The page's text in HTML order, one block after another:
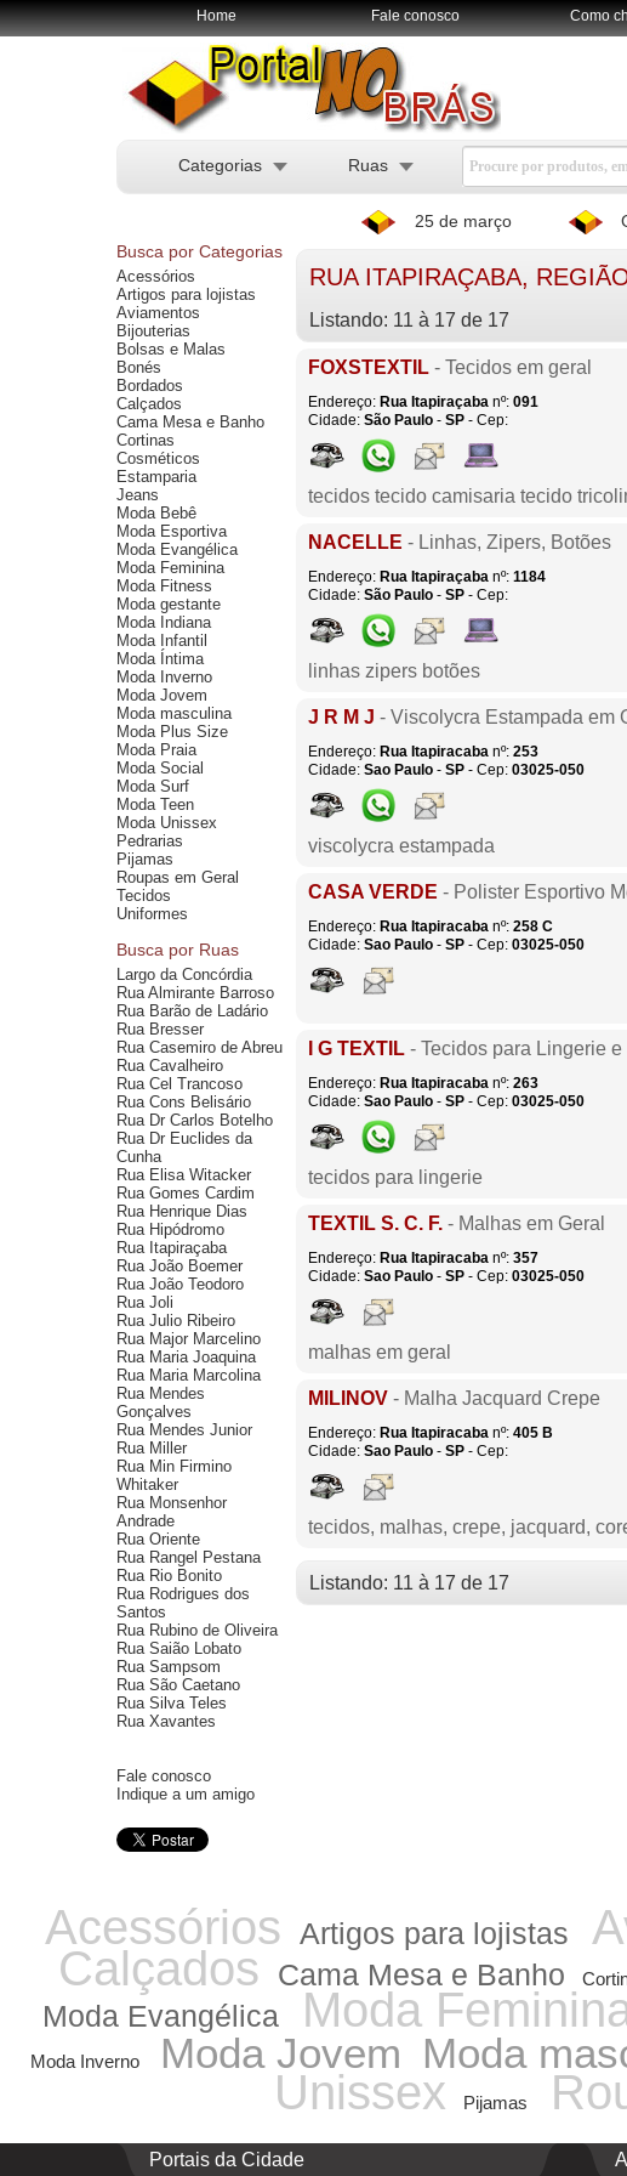
Home Fale conosco Como
Categorias Ruas
25 de março
Busca por Categorias
Acessórios
Artigos para lojistas
Aviamentos
Bijouterias
Bolsas e Malas
Bonés
Bordados
Calçados
Cama Mesa e Banho
Cortinas
Cosméticos
Estamparia
Jeans
Moda Bebê
Moda Esportiva
Moda Evangélica
Moda Feminina
Moda Fitness
Moda gestante
Moda Indiana
Moda Infantil
Moda Íntima
Moda Inverno
Moda Jovem
Moda masculina
Moda Plus Size
Moda Praia
Moda Social
Moda Surf
Moda Teen
Moda Unissex
Pedrarias
Pijamas
Roupas em Geral
Tecidos
Uniformes
Busca por Ruas
Largo da Concórdia
Rua Almirante Barroso
Rua Barão de Ladário
Rua Bresser
Rua Casemiro de Abreu
Rua Cavalheiro
Rua Cel Trancoso
Rua Cons Belisário
Rua Dr Carlos Botelho
Rua Dr Euclides da
Cunha
Rua Elisa Witacker
Rua Gomes Cardim
Rua Henrique Dias
Rua Hipódromo
Rua Itapiraçaba
Rua João Boemer
Rua João Teodoro
Rua Joli
Rua Julio Ribeiro
Rua Major Marcelino
Rua Maria Joaquina
Rua Maria Marcolina
Rua Mendes
Gonçalves
Rua Mendes Junior
Rua Miller
Rua Min Firmino
Whitaker
Rua Monsenhor
Andrade
Rua Oriente
Rua Rangel Pestana
Rua Rio Bonito
Rua Rodrigues dos
Santos
Rua Rubino de Oliveira
Rua Saião Lobato
Rua Sampsom
Rua São Caetano
Rua Silva Teles
Rua Xavantes
Fale conosco
Indique a um amigo
RUA ITAPIRAÇABA,
Listando: 11 à 17 de 17
FOXSTEXTIL - Tecidos em geral
Endereço: Rua Itapiraçaba nº: 091
Cidade: São Paulo - SP - Cep:
tecidos tecido camisaria tecido
NACELLE - Linhas, Zipers, Botões
Endereço: Rua Itapiraçaba nº: 1184
Cidade: São Paulo - SP - Cep:
linhas zipers botões
J R M J - Viscolycra Estampada em
Endereço: Rua Itapiracaba nº: 253
Cidade: Sao Paulo - SP - Cep: 03025-050
viscolycra estampada
CASA VERDE - Polister Esportivo
Endereço: Rua Itapiracaba nº: 258 C
Cidade: Sao Paulo - SP - Cep: 03025-050
I G TEXTIL - Tecidos para Lingerie
Endereço: Rua Itapiracaba nº: 263
Cidade: Sao Paulo - SP - Cep: 03025-050
tecidos para lingerie
TEXTIL S. C. F. - Malhas em Geral
Endereço: Rua Itapiracaba nº: 357
Cidade: Sao Paulo - SP - Cep: 03025-050
malhas em geral
MILINOV - Malha Jacquard Crepe
Endereço: Rua Itapiracaba nº: 405 B
Cidade: Sao Paulo - SP - Cep:
tecidos, malhas, crepe, jacquard,
Listando: 11 à 17 de 17
Acessórios Artigos para lojistas
Calçados Cama Mesa e Banho
Moda Evangélica Moda
Moda Inverno Moda Jovem Moda
Unissex Pijamas
Portais da Cidade